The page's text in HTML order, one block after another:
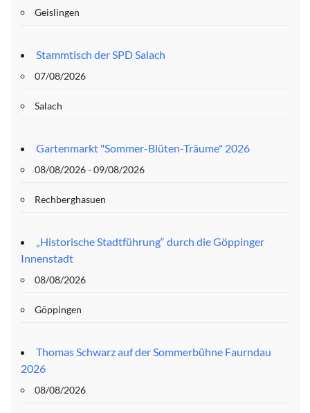
Geislingen
Stammtisch der SPD Salach
07/08/2026
Salach
Gartenmarkt "Sommer-Blüten-Träume" 2026
08/08/2026 - 09/08/2026
Rechberghasuen
„Historische Stadtführung“ durch die Göppinger
Innenstadt
08/08/2026
Göppingen
Thomas Schwarz auf der Sommerbühne Faurndau
2026
08/08/2026